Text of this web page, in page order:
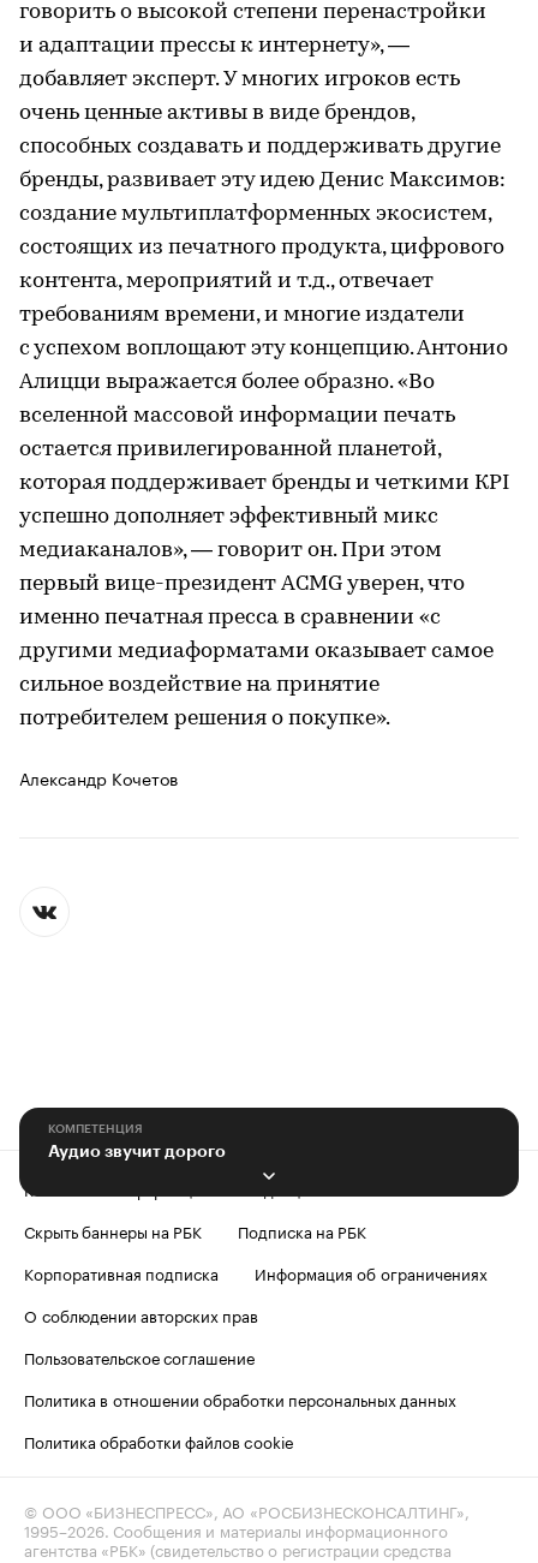
говорить о высокой степени перенастройки
и адаптации прессы к интернету», —
добавляет эксперт. У многих игроков есть
очень ценные активы в виде брендов,
способных создавать и поддерживать другие
бренды, развивает эту идею Денис Максимов:
создание мультиплатформенных экосистем,
состоящих из печатного продукта, цифрового
контента, мероприятий и т.д., отвечает
требованиям времени, и многие издатели
с успехом воплощают эту концепцию. Антонио
Алицци выражается более образно. «Во
вселенной массовой информации печать
остается привилегированной планетой,
которая поддерживает бренды и четкими КPI
успешно дополняет эффективный микс
медиаканалов», — говорит он. При этом
первый вице-президент ACMG уверен, что
именно печатная пресса в сравнении «с
другими медиаформатами оказывает самое
сильное воздействие на принятие
потребителем решения о покупке».
Александр Кочетов
КОМПЕТЕНЦИЯ
Аудио звучит дорого
Контактная информация
Скрыть баннеры на РБК
Подписка на РБК
Корпоративная подписка
Информация об ограничениях
О соблюдении авторских прав
Пользовательское соглашение
Политика в отношении обработки персональных данных
Политика обработки файлов cookie
© ООО «БИЗНЕСПРЕСС», АО «РОСБИЗНЕСКОНСАЛТИНГ»,
1995–2026. Сообщения и материалы информационного
агентства «РБК» (свидетельство о регистрации средства